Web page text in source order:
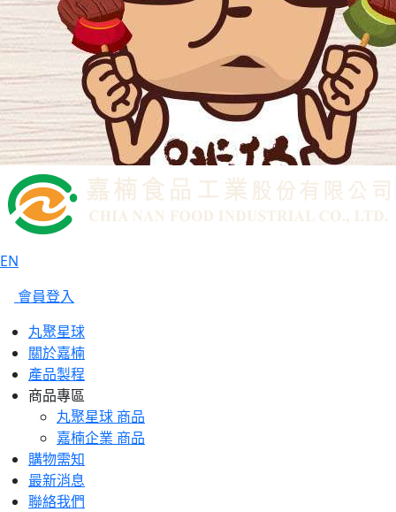
EN
會員登入
丸聚星球
關於嘉楠
產品製程
商品專區
丸聚星球 商品
嘉楠企業 商品
購物需知
最新消息
聯絡我們